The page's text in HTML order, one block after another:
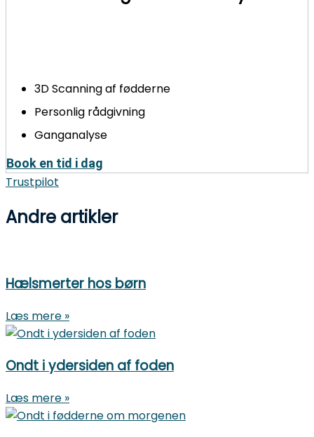
3D Scanning af fødderne
Personlig rådgivning
Ganganalyse
Book en tid i dag
Trustpilot
Andre artikler
Hælsmerter hos børn
Læs mere »
Ondt i ydersiden af foden
Læs mere »